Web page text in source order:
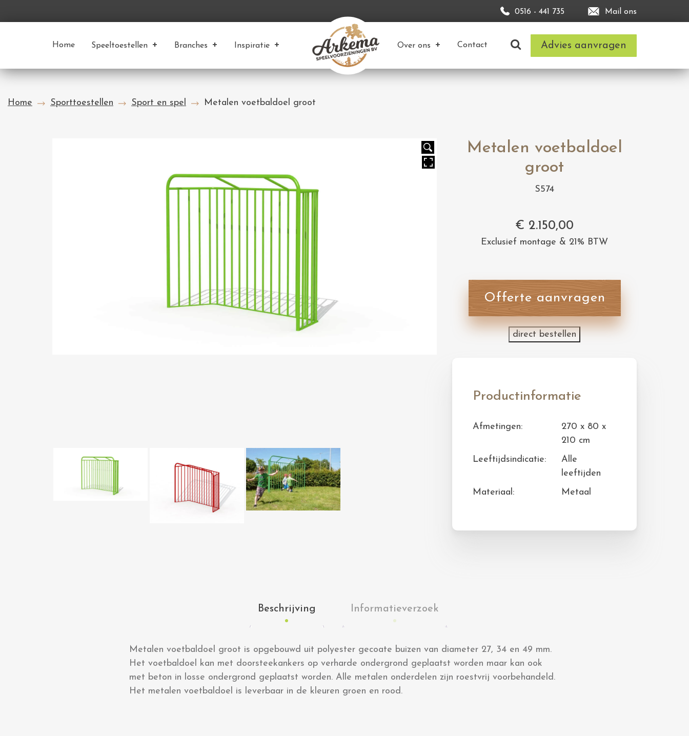
0516 - 441 735 Mail ons
Home Speeltoestellen Branches Inspiratie Over ons Contact Advies aanvragen
Home Sporttoestellen Sport en spel Metalen voetbaldoel groot
Metalen voetbaldoel
groot
S574
€ 2.150,00
Exclusief montage & 21% BTW
Offerte aanvragen
direct bestellen
Productinformatie
Afmetingen:
270 x 80 x
210 cm
Leeftijdsindicatie:
Alle
leeftijden
Materiaal:
Metaal
Beschrijving Informatieverzoek
Metalen voetbaldoel groot is opgebouwd uit polyester gecoate buizen van diameter 27, 34 en 49 mm.
Het voetbaldoel kan met doorsteekankers op verharde ondergrond geplaatst worden maar kan ook
met beton in losse ondergrond geplaatst worden. Alle metalen onderdelen zijn roestvrij voorbehandeld.
Het metalen voetbaldoel is leverbaar in de kleuren groen en rood.